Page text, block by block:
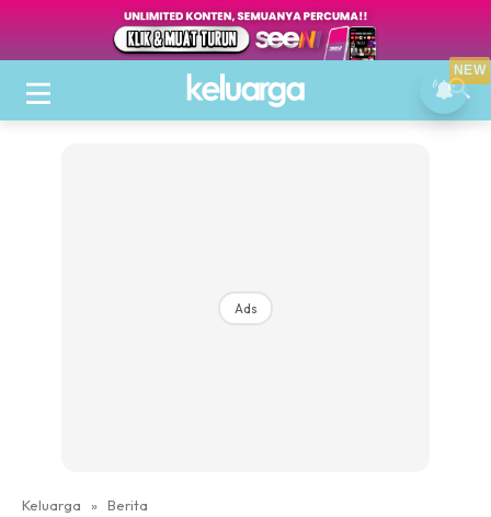
Ads
Keluarga » Berita
NEW